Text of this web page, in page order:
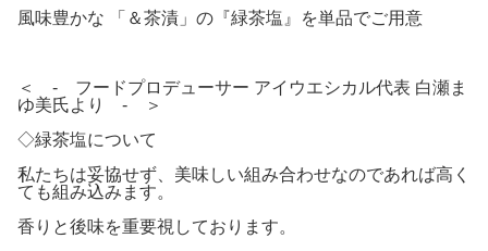
風味豊かな 「＆茶漬」の『緑茶塩』を単品でご用意
＜ - フードプロデューサー アイウエシカル代表 白瀬ま
ゆ美氏より - ＞
◇緑茶塩について
私たちは妥協せず、美味しい組み合わせなのであれば高く
ても組み込みます。
香りと後味を重要視しております。